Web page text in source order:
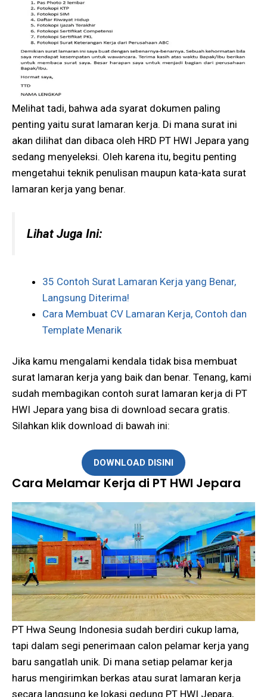
Melihat tadi, bahwa ada syarat dokumen paling
penting yaitu surat lamaran kerja. Di mana surat ini
akan dilihat dan dibaca oleh HRD PT HWI Jepara yang
sedang menyeleksi. Oleh karena itu, begitu penting
mengetahui teknik penulisan maupun kata-kata surat
lamaran kerja yang benar.
Lihat Juga Ini:
35 Contoh Surat Lamaran Kerja yang Benar,
Langsung Diterima!
Cara Membuat CV Lamaran Kerja, Contoh dan
Template Menarik
Jika kamu mengalami kendala tidak bisa membuat
surat lamaran kerja yang baik dan benar. Tenang, kami
sudah membagikan contoh surat lamaran kerja di PT
HWI Jepara yang bisa di download secara gratis.
Silahkan klik download di bawah ini:
DOWNLOAD DISINI
Cara Melamar Kerja di PT HWI Jepara
PT Hwa Seung Indonesia sudah berdiri cukup lama,
tapi dalam segi penerimaan calon pelamar kerja yang
baru sangatlah unik. Di mana setiap pelamar kerja
harus mengirimkan berkas atau surat lamaran kerja
secara langsung ke lokasi gedung PT HWI Jepara,